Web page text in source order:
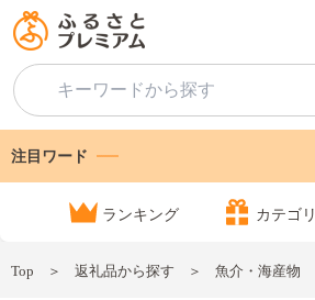
注目ワード
ランキング カテゴリ
Top 返礼品から探す 魚介・海産物